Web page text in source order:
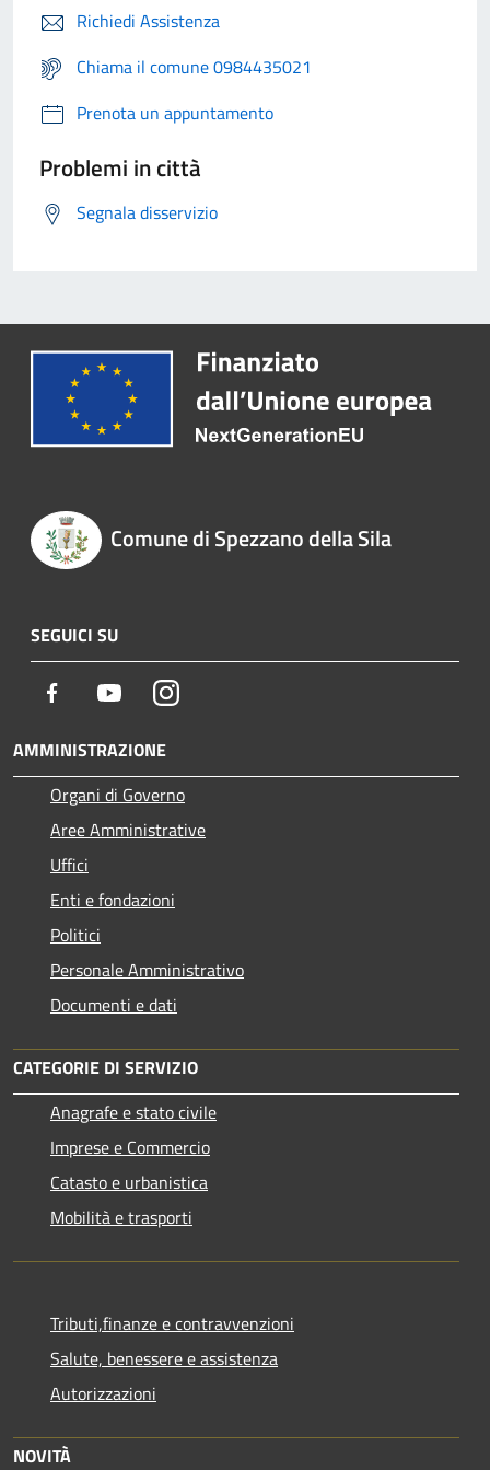
Richiedi Assistenza
Chiama il comune 0984435021
Prenota un appuntamento
Problemi in città
Segnala disservizio
Comune di Spezzano della Sila
SEGUICI SU
Facebook YoutubeInstagram
AMMINISTRAZIONE
Organi di Governo
Aree Amministrative
Uffici
Enti e fondazioni
Politici
Personale Amministrativo
Documenti e dati
CATEGORIE DI SERVIZIO
Anagrafe e stato civile
Imprese e Commercio
Catasto e urbanistica
Mobilità e trasporti
Tributi,finanze e contravvenzioni
Salute, benessere e assistenza
Autorizzazioni
NOVITÀ